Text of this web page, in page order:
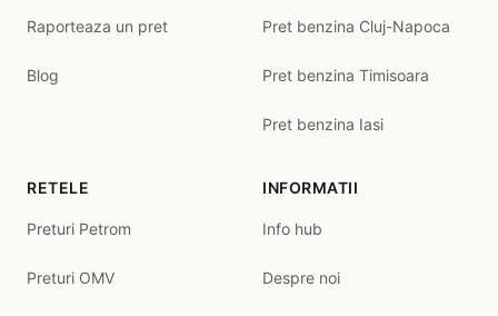
Raporteaza un pret
Blog
Pret benzina Cluj-Napoca
Pret benzina Timisoara
Pret benzina Iasi
RETELE
Preturi Petrom
Preturi OMV
INFORMATII
Info hub
Despre noi